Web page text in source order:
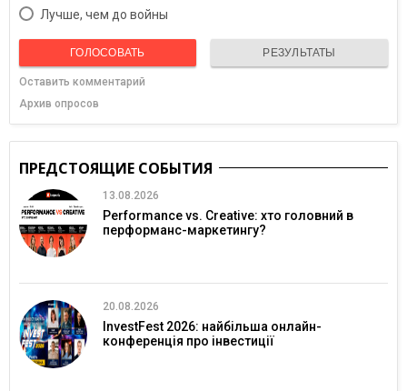
Лучше, чем до войны
ГОЛОСОВАТЬ РЕЗУЛЬТАТЫ
Оставить комментарий
Архив опросов
ПРЕДСТОЯЩИЕ СОБЫТИЯ
13.08.2026
Performance vs. Creative: хто головний в
перформанс-маркетингу?
20.08.2026
InvestFest 2026: найбільша онлайн-
конференція про інвестиції